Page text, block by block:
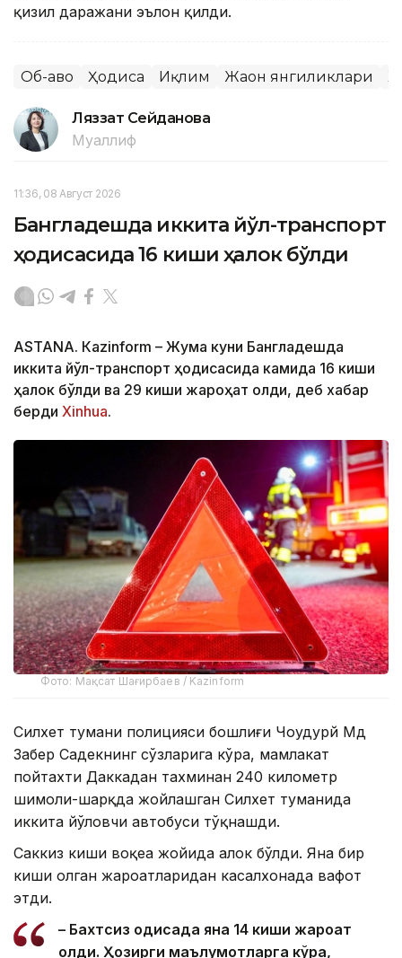
қизил даражани эълон қилди.
Об-ҳаво Ҳодиса Иқлим Жаҳон янгиликлари
Ляззат Сейданова
Муаллиф
11:36, 08 Август 2026
Бангладешда иккита йўл-транспорт
ҳодисасида 16 киши ҳалок бўлди
ASTANА. Кazinform – Жума куни Бангладешда
иккита йўл-транспорт ҳодисасида камида 16 киши
ҳалок бўлди ва 29 киши жароҳат олди, деб хабар
берди Xinhua.
Фото: Мақсат Шағирбаев / Kazinform
Силхет тумани полицияси бошлиғи Чоудҳурй Мд
Забер Садекнинг сўзларига кўра, мамлакат
пойтахти Даккадан тахминан 240 километр
шимоли-шарқда жойлашган Силхет туманида
иккита йўловчи автобуси тўқнашди.
Саккиз киши воқеа жойида ҳалок бўлди. Яна бир
киши олган жароҳатларидан касалхонада вафот
этди.
– Бахтсиз ҳодисада яна 14 киши жароҳат
олди. Ҳозирги маълумотларга кўра,